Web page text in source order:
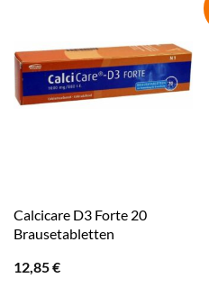
Calcicare D3 Forte 20
Brausetabletten
12,85€